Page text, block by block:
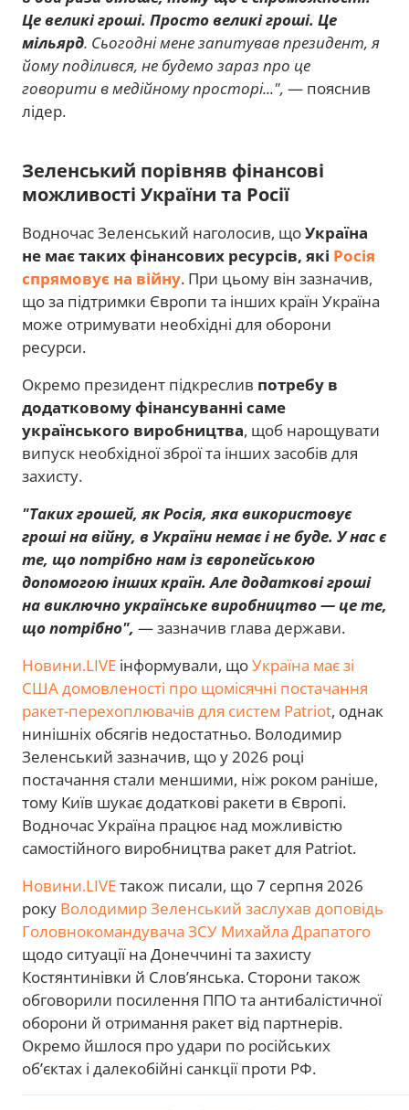
Це великі гроші. Просто великі гроші. Це
мільярд. Сьогодні мене запитував президент, я
йому поділився, не будемо зараз про це
говорити в медійному просторі...", — пояснив
лідер.
Зеленський порівняв фінансові
можливості України та Росії
Водночас Зеленський наголосив, щоУкраїна
не має таких фінансових ресурсів, які Росія
спрямовує на війну. При цьому він зазначив,
що за підтримки Європи та інших країн Україна
може отримувати необхідні для оборони
ресурси.
Окремо президент підкреслив потребу в
додатковому фінансуванні саме
українського виробництва, щоб нарощувати
випуск необхідної зброї та інших засобів для
захисту.
"Таких грошей, як Росія, яка використовує
гроші на війну, в України немає і не буде. У нас є
те, що потрібно нам із європейською
допомогою інших країн. Але додаткові гроші
на виключно українське виробництво — це те,
що потрібно", — зазначив глава держави.
Новини.LIVE інформували, щоУкраїна має зі
США домовленості про щомісячні постачання
ракет-перехоплювачів для систем Patriot, однак
нинішніх обсягів недостатньо. Володимир
Зеленський зазначив, що у 2026 році
постачання стали меншими, ніж роком раніше,
тому Київ шукає додаткові ракети в Європі.
Водночас Україна працює над можливістю
самостійного виробництва ракет для Patriot.
Новини.LIVEтакож писали, що 7 серпня 2026
року Володимир Зеленський заслухав доповідь
Головнокомандувача ЗСУ Михайла Драпатого
щодо ситуації на Донеччині та захисту
Костянтинівки й Слов’янська. Сторони також
обговорили посилення ППО та антибалістичної
оборони й отримання ракет від партнерів.
Окремо йшлося про удари по російських
об’єктах і далекобійні санкції проти РФ.